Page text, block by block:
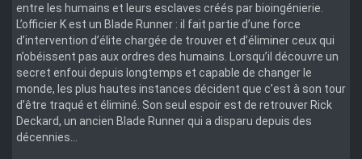
entre les humains et leurs esclaves créés par bioingénierie.
L’officier K est un Blade Runner : il fait partie d’une force
d’intervention d’élite chargée de trouver et d’éliminer ceux qui
n’obéissent pas aux ordres des humains. Lorsqu’il découvre un
secret enfoui depuis longtemps et capable de changer le
monde, les plus hautes instances décident que c’est à son tour
d’être traqué et éliminé. Son seul espoir est de retrouver Rick
Deckard, un ancien Blade Runner qui a disparu depuis des
décennies…